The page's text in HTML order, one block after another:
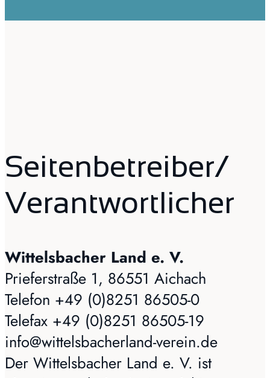
Seitenbetreiber/
Verantwortlicher
Wittelsbacher Land e. V.
Prieferstraße 1, 86551 Aichach
Telefon +49 (0)8251 86505-0
Telefax +49 (0)8251 86505-19
info@wittelsbacherland-verein.de
Der Wittelsbacher Land e. V. ist